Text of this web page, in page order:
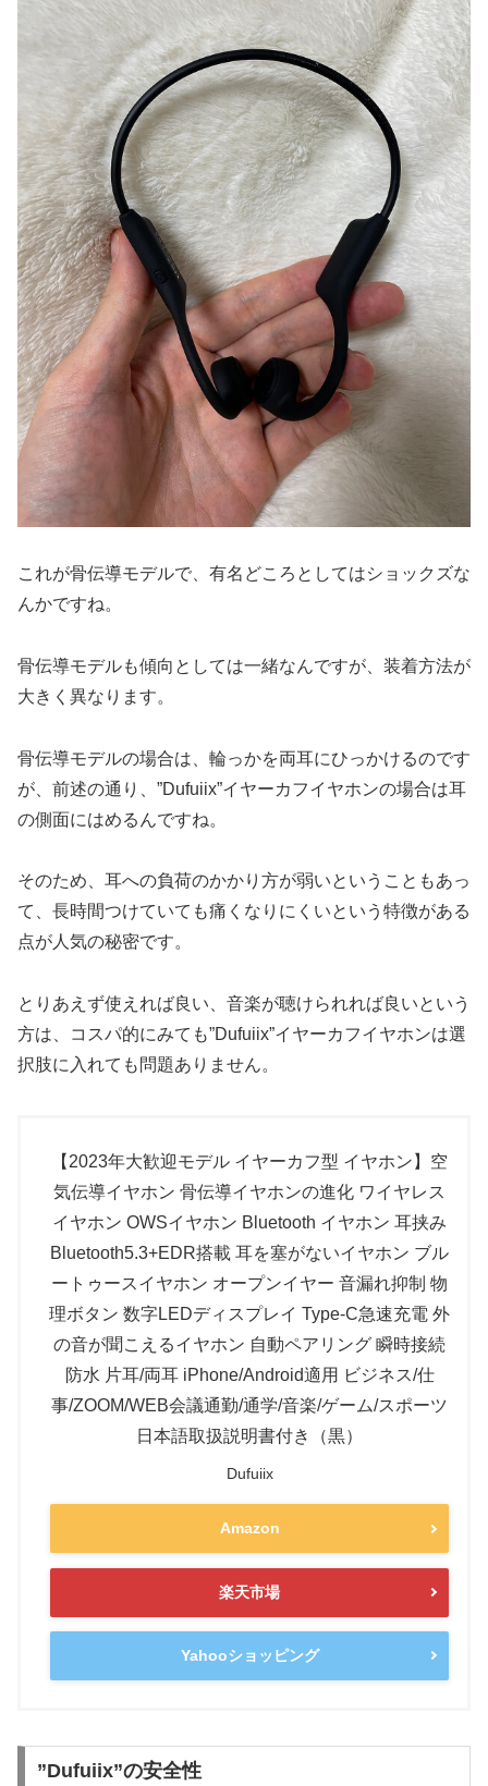
これが骨伝導モデルで、有名どころとしてはショックズな
んかですね。
骨伝導モデルも傾向としては一緒なんですが、装着方法が
大きく異なります。
骨伝導モデルの場合は、輪っかを両耳にひっかけるのです
が、前述の通り、”Dufuiix”イヤーカフイヤホンの場合は耳
の側面にはめるんですね。
そのため、耳への負荷のかかり方が弱いということもあっ
て、長時間つけていても痛くなりにくいという特徴がある
点が人気の秘密です。
とりあえず使えれば良い、音楽が聴けられれば良いという
方は、コスパ的にみても”Dufuiix”イヤーカフイヤホンは選
択肢に入れても問題ありません。
【2023年大歓迎モデル イヤーカフ型 イヤホン】空
気伝導イヤホン 骨伝導イヤホンの進化 ワイヤレス
イヤホン OWSイヤホン Bluetooth イヤホン 耳挟み
Bluetooth5.3+EDR搭載 耳を塞がないイヤホン ブル
ートゥースイヤホン オープンイヤー 音漏れ抑制 物
理ボタン 数字LEDディスプレイ Type‐C急速充電 外
の音が聞こえるイヤホン 自動ペアリング 瞬時接続
防水 片耳/両耳 iPhone/Android適用 ビジネス/仕
事/ZOOM/WEB会議通勤/通学/音楽/ゲーム/スポーツ
日本語取扱説明書付き（黒）
Dufuiix
Amazon
楽天市場
Yahooショッピング
”Dufuiix”の安全性